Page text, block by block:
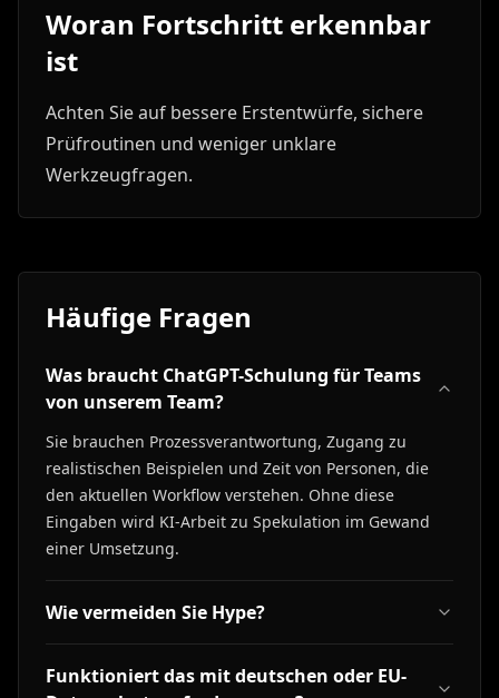
Woran Fortschritt erkennbar
ist
Achten Sie auf bessere Erstentwürfe, sichere
Prüfroutinen und weniger unklare
Werkzeugfragen.
Häufige Fragen
Was braucht ChatGPT-Schulung für Teams
von unserem Team?
Sie brauchen Prozessverantwortung, Zugang zu
realistischen Beispielen und Zeit von Personen, die
den aktuellen Workflow verstehen. Ohne diese
Eingaben wird KI-Arbeit zu Spekulation im Gewand
einer Umsetzung.
Wie vermeiden Sie Hype?
Funktioniert das mit deutschen oder EU-